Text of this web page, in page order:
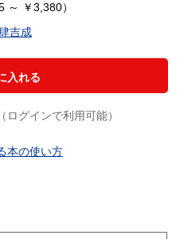
～ ￥3,380）
吉成
入れる
グインで利用可能）
本の使い方